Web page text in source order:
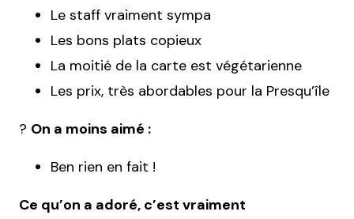
Le staff vraiment sympa
Les bons plats copieux
La moitié de la carte est végétarienne
Les prix, très abordables pour la Presqu’île
? On a moins aimé :
Ben rien en fait !
Ce qu’on a adoré, c’est vraiment